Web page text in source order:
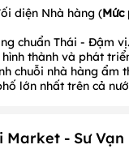
diện Nhà hàng (Mức
chuẩn Thái - Đậm vị.
thành và phát
chuỗi nhà hàng ẩm
lớn nhất trên cả
Market - Sư Vạn